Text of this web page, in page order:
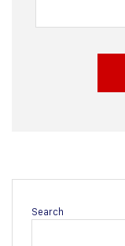
Search